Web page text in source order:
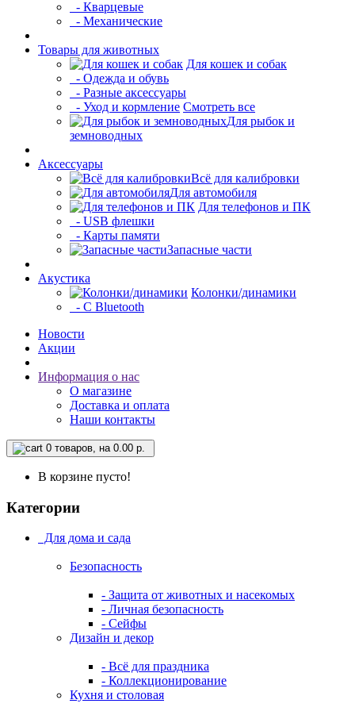
- Кварцевые
- Механические
Товары для животных
Для кошек и собак
- Одежда и обувь
- Разные аксессуары
- Уход и кормление Смотреть все
Для рыбок и
земноводных
Аксессуары
Всё для калибровки
Для автомобиля
Для телефонов и ПК
- USB флешки
- Карты памяти
Запасные части
Акустика
Колонки/динамики
- С Bluetooth
Новости
Акции
Информация о нас
О магазине
Доставка и оплата
Наши контакты
0 товаров, на 0.00 р.
В корзине пусто!
Категории
Для дома и сада
Безопасность
- Защита от животных и насекомых
- Личная безопасность
- Сейфы
Дизайн и декор
- Всё для праздника
- Коллекционирование
Кухня и столовая